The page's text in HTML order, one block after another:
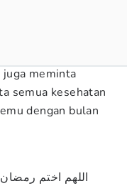
juga meminta
semua kesehatan
dengan bulan
اللهم اختم